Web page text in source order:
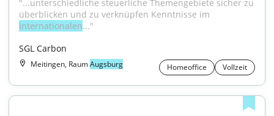
"...unterschiedliche steuerliche Themengebiete sicher zu
internationalen..."
SGL Carbon
Meitingen, RaumAugsburg Homeoffice Vollzeit